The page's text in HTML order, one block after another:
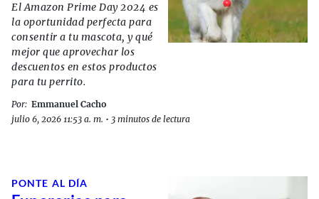
El Amazon Prime Day 2024 es
la oportunidad perfecta para
consentir a tu mascota, y qué
mejor que aprovechar los
descuentos en estos productos
para tu perrito.
Por: Emmanuel Cacho
julio 6, 2026 11:53 a. m. • 3 minutos de lectura
PONTE AL DÍA